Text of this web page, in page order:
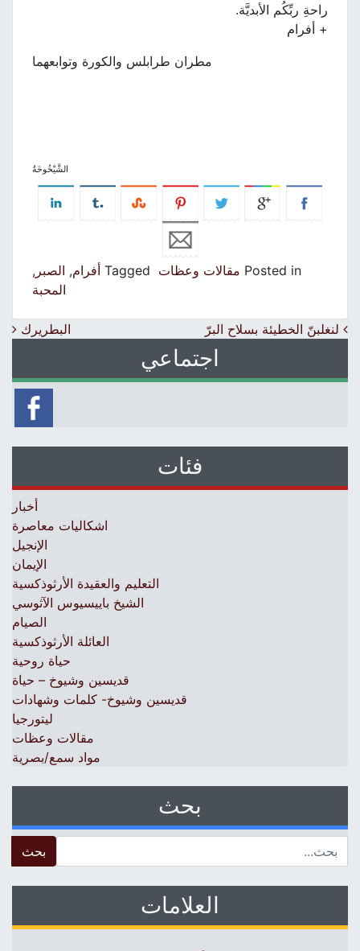
راحةِ ربِّكُم الأبديَّة.
+ أفرام
مطران طرابلس والكورة وتوابعهما
الشَّيْخُوخَةُ
Posted in مقالات وعظات Tagged أفرام ,الصبر,
المحبة
Post navigation
لنغلبنّ الخطيئة بسلاح البرّ البطريرك
اجتماعي
فئات
أخبار
اشكاليات معاصرة
الإنجيل
الإيمان
التعليم والعقيدة الأرثوذكسية
الشيخ باييسيوس الآثوسي
الصيام
العائلة الأرثوذكسية
حياة روحية
قديسين وشيوخ – حياة
قديسين وشيوخ- كلمات وشهادات
ليتورجيا
مقالات وعظات
مواد سمع/بصرية
بحث
العلامات